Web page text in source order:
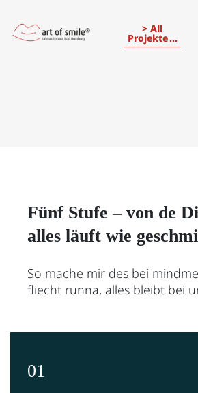
All
Projekte
Fünf Stufe – von de
alles läuft wie
So mache mir des bei
fliecht runna, alles bleibt bei
01